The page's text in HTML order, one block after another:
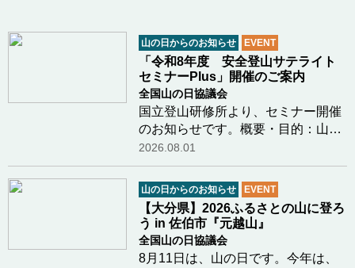
山の日からのお知らせ EVENT
「令和8年度 安全登山サテライト
セミナーPlus」開催のご案内
全国山の日協議会
国立登山研修所より、セミナー開催
のお知らせです。概要・目的：山岳
関係機関と共催で、登山初心者をは
じめとする一般登山者を幅広く対象
とし、雪氷学、海外登山遠征の記
録、登山用具・装備の解説等、安全
登山に資する個別…つづきを読む
2026.08.01
山の日からのお知らせ EVENT
【大分県】2026ふるさとの山に登ろ
う in 佐伯市『元越山』
全国山の日協議会
8月11日は、山の日です。今年は、